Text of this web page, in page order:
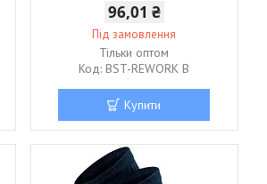
96,01 ₴
Під замовлення
Тільки оптом
BST-REWORK B
Купити